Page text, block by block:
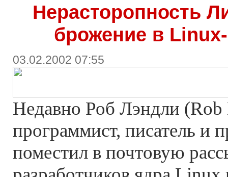
Нерасторопность
брожение в
03.02.2002 07:55
Недавно Роб Лэндли
программист, писатель и
поместил в почтовую